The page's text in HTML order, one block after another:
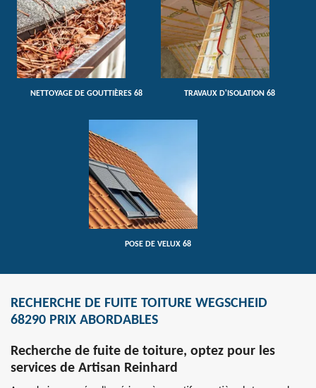
NETTOYAGE DE GOUTTIÈRES 68 TRAVAUX D'ISOLATION 68
POSE DE VELUX 68
RECHERCHE DE FUITE TOITURE WEGSCHEID
68290 PRIX ABORDABLES
Recherche de fuite de toiture, optez pour les
services de Artisan Reinhard